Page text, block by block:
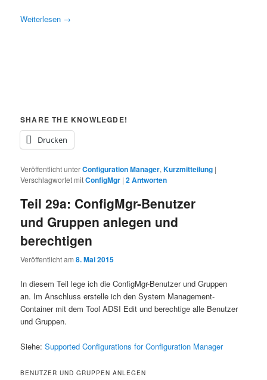
Weiterlesen →
SHARE THE KNOWLEGDE!
Drucken
Veröffentlicht unterConfiguration Manager,Kurzmitteilung |
Verschlagwortet mitConfigMgr |2Antworten
Teil 29a: ConfigMgr-Benutzer
und Gruppen anlegen und
berechtigen
Veröffentlicht am8. Mai 2015
In diesem Teil lege ich die ConfigMgr-Benutzer und Gruppen
an. Im Anschluss erstelle ich den System Management-
Container mit dem Tool ADSI Edit und berechtige alle Benutzer
und Gruppen.
Siehe:Supported Configurations for Configuration Manager
BENUTZER UND GRUPPEN ANLEGEN